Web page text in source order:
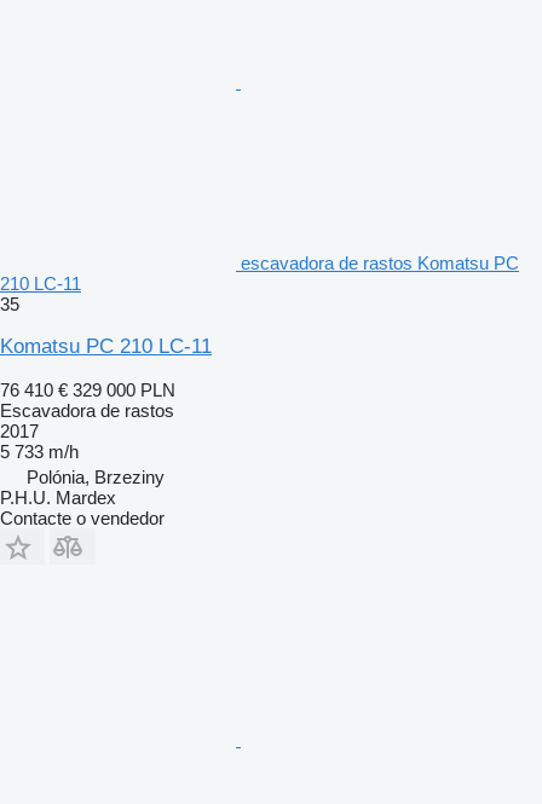
escavadora de rastos Komatsu PC
210 LC-11
35
Komatsu PC 210 LC-11
76 410 € 329 000 PLN
Escavadora de rastos
2017
5 733 m/h
Polónia, Brzeziny
P.H.U. Mardex
Contacte o vendedor